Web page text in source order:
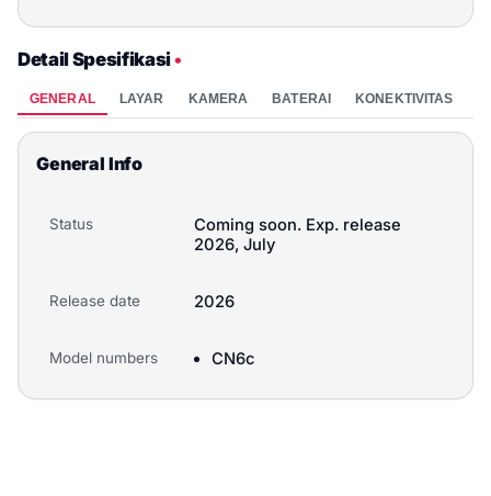
Detail Spesifikasi•
GENERAL LAYAR KAMERA BATERAI KONEKTIVITAS
General Info
Status
Coming soon. Exp. release
2026, July
Release date 2026
Model numbers CN6c